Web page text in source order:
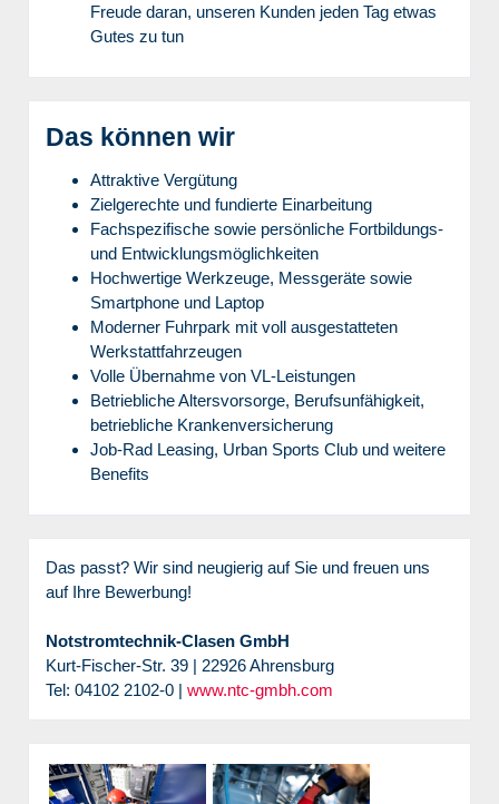
Freude daran, unseren Kunden jeden Tag etwas
Gutes zu tun
Das können wir
Attraktive Vergütung
Zielgerechte und fundierte Einarbeitung
Fachspezifische sowie persönliche Fortbildungs-
und Entwicklungsmöglichkeiten
Hochwertige Werkzeuge, Messgeräte sowie
Smartphone und Laptop
Moderner Fuhrpark mit voll ausgestatteten
Werkstattfahrzeugen
Volle Übernahme von VL-Leistungen
Betriebliche Altersvorsorge, Berufsunfähigkeit,
betriebliche Krankenversicherung
Job-Rad Leasing, Urban Sports Club und weitere
Benefits
Das passt? Wir sind neugierig auf Sie und freuen uns
auf Ihre Bewerbung!
Notstromtechnik-Clasen GmbH
Kurt-Fischer-Str. 39 | 22926 Ahrensburg
Tel: 04102 2102-0 | www.ntc-gmbh.com